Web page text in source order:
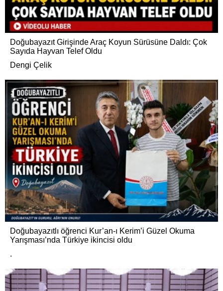
Doğubayazıt Girişinde Araç Koyun Sürüsüne Daldı: Çok
Sayıda Hayvan Telef Oldu
Dengi Çelik
Doğubayazıtlı öğrenci Kur’an-ı Kerim’i Güzel Okuma
Yarışması’nda Türkiye ikincisi oldu
.